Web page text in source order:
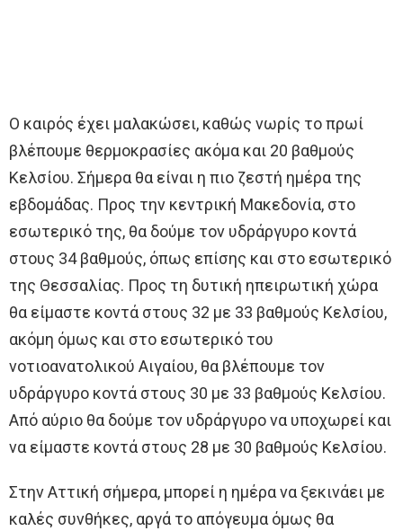
Ο καιρός έχει μαλακώσει, καθώς νωρίς το πρωί
βλέπουμε θερμοκρασίες ακόμα και 20 βαθμούς
Κελσίου. Σήμερα θα είναι η πιο ζεστή ημέρα της
εβδομάδας. Προς την κεντρική Μακεδονία, στο
εσωτερικό της, θα δούμε τον υδράργυρο κοντά
στους 34 βαθμούς, όπως επίσης και στο εσωτερικό
της Θεσσαλίας. Προς τη δυτική ηπειρωτική χώρα
θα είμαστε κοντά στους 32 με 33 βαθμούς Κελσίου,
ακόμη όμως και στο εσωτερικό του
νοτιοανατολικού Αιγαίου, θα βλέπουμε τον
υδράργυρο κοντά στους 30 με 33 βαθμούς Κελσίου.
Από αύριο θα δούμε τον υδράργυρο να υποχωρεί και
να είμαστε κοντά στους 28 με 30 βαθμούς Κελσίου.
Στην Αττική σήμερα, μπορεί η ημέρα να ξεκινάει με
καλές συνθήκες, αργά το απόγευμα όμως θα